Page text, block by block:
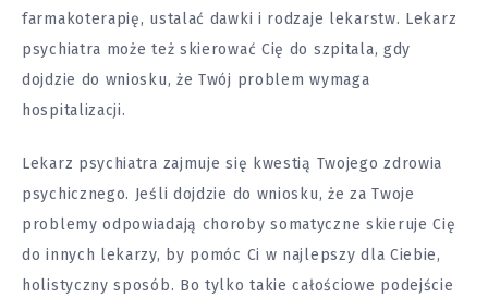
farmakoterapię, ustalać dawki i rodzaje lekarstw. Lekarz
psychiatra może też skierować Cię do szpitala, gdy
dojdzie do wniosku, że Twój problem wymaga
hospitalizacji.
Lekarz psychiatra zajmuje się kwestią Twojego zdrowia
psychicznego. Jeśli dojdzie do wniosku, że za Twoje
problemy odpowiadają choroby somatyczne skieruje Cię
do innych lekarzy, by pomóc Ci w najlepszy dla Ciebie,
holistyczny sposób. Bo tylko takie całościowe podejście